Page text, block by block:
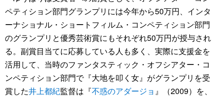
ペティション部門グランプリには今年から50万円、インタ
ーナショナル・ショートフィルム・コンペティション部門
のグランプリと優秀芸術賞にもそれぞれ50万円が授与され
る。副賞目当てに応募している人も多く、実際に支援金を
活用して、当時のファンタスティック・オフシアター・コ
ンペティション部門で『大地を叩く女』がグランプリを受
賞した井上都紀監督は『不惑のアダージョ 』（2009）を、